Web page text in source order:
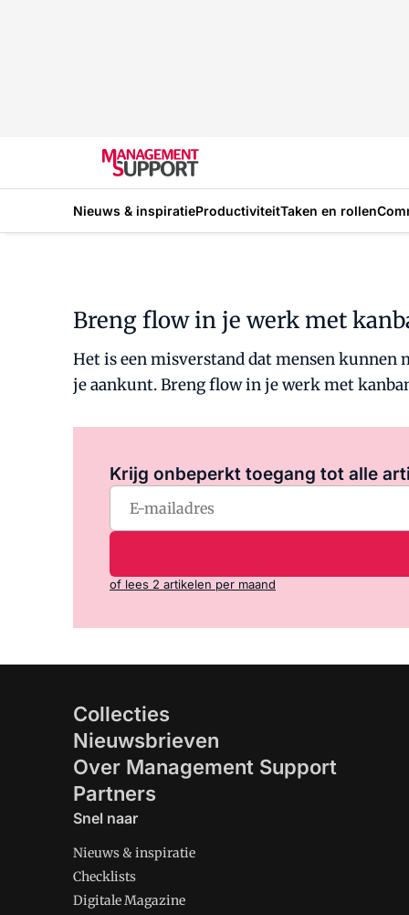
Nieuws & inspiratieProductiviteitTaken en rollen
Breng flow in je werk met
Het is een misverstand dat mensen
je aankunt. Breng flow in je werk met
Krijg onbeperkt toegang tot alle
of lees 2 artikelen per maand
Collecties
Nieuwsbrieven
Over Management Support
Partners
Snel naar
Nieuws & inspiratie
Checklists
Digitale Magazine